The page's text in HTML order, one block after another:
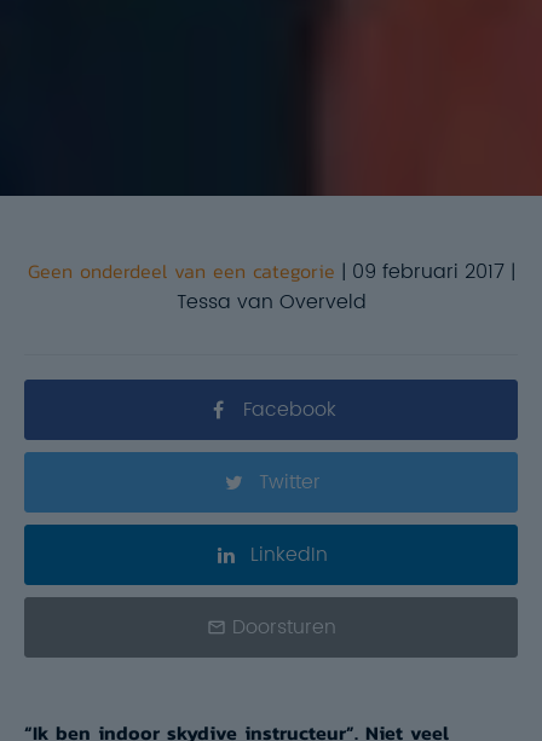
Geen onderdeel van een categorie | 09 februari 2017 |
Tessa van Overveld
Facebook
Twitter
LinkedIn
Doorsturen
“Ik ben indoor skydive instructeur”. Niet veel